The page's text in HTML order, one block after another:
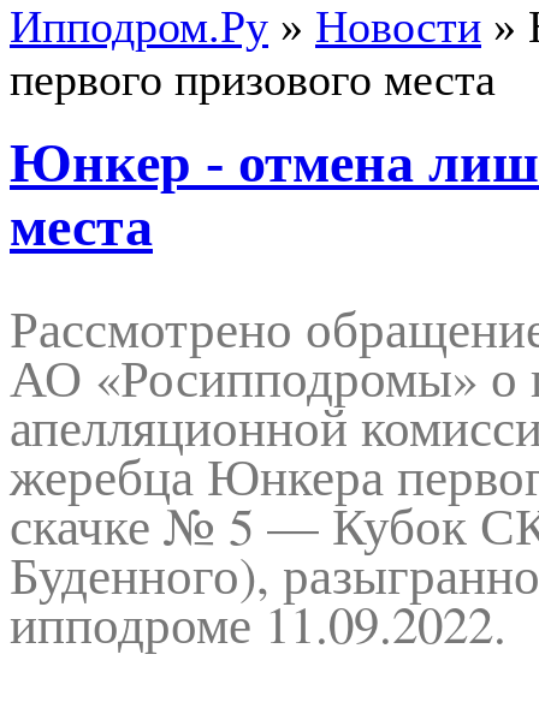
Ипподром.Ру » Новости »
первого призового места
Юнкер - отмена
места
Рассмотрено
АО «Росипподромы» о
апелляционной
жеребца Юнкера
скачке № 5 — Кубок
Буденного),
ипподроме 11.09.2022.